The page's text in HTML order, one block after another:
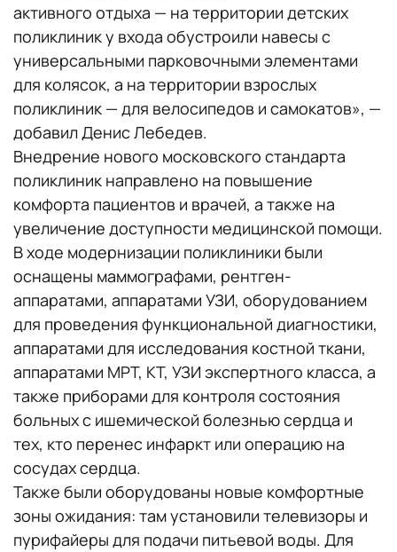
активного отдыха — на территории детских
поликлиник у входа обустроили навесы с
универсальными парковочными элементами
для колясок, а на территории взрослых
поликлиник — для велосипедов и самокатов», —
добавил Денис Лебедев.
Внедрение нового московского стандарта
поликлиник направлено на повышение
комфорта пациентов и врачей, а также на
увеличение доступности медицинской помощи.
В ходе модернизации поликлиники были
оснащены маммографами, рентген-
аппаратами, аппаратами УЗИ, оборудованием
для проведения функциональной диагностики,
аппаратами для исследования костной ткани,
аппаратами МРТ, КТ, УЗИ экспертного класса, а
также приборами для контроля состояния
больных с ишемической болезнью сердца и
тех, кто перенес инфаркт или операцию на
сосудах сердца.
Также были оборудованы новые комфортные
зоны ожидания: там установили телевизоры и
пурифайеры для подачи питьевой воды. Для